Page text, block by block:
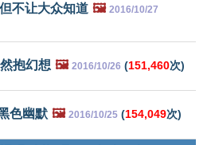
不让大众知道 🖼️ 2016/10/27
抱幻想 🖼️ 2016/10/26 (151,460次)
色幽默 🖼️ 2016/10/25 (154,049次)